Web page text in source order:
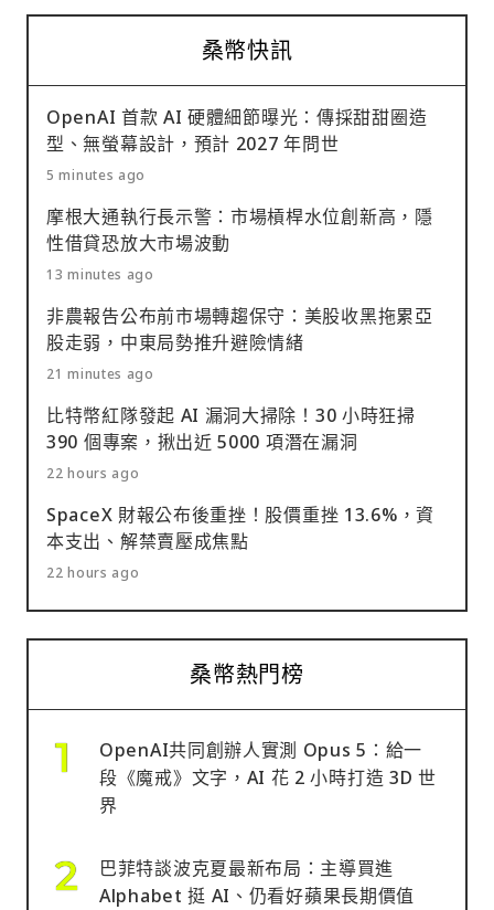
桑幣快訊
OpenAI 首款 AI 硬體細節曝光：傳採甜甜圈造
型、無螢幕設計，預計 2027 年問世
5 minutes ago
摩根大通執行長示警：市場槓桿水位創新高，隱
性借貸恐放大市場波動
13 minutes ago
非農報告公布前市場轉趨保守：美股收黑拖累亞
股走弱，中東局勢推升避險情緒
21 minutes ago
比特幣紅隊發起 AI 漏洞大掃除！30 小時狂掃
390 個專案，揪出近 5000 項潛在漏洞
22 hours ago
SpaceX 財報公布後重挫！股價重挫 13.6%，資
本支出、解禁賣壓成焦點
22 hours ago
桑幣熱門榜
OpenAI共同創辦人實測 Opus 5：給一
段《魔戒》文字，AI 花 2 小時打造 3D 世
界
巴菲特談波克夏最新布局：主導買進
Alphabet 挺 AI、仍看好蘋果長期價值